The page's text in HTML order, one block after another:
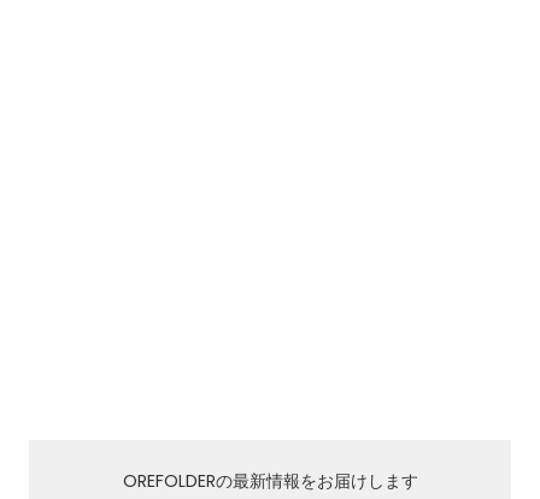
OREFOLDERの最新情報をお届けします